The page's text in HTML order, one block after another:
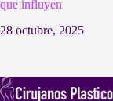
que influyen
28 octubre, 2025